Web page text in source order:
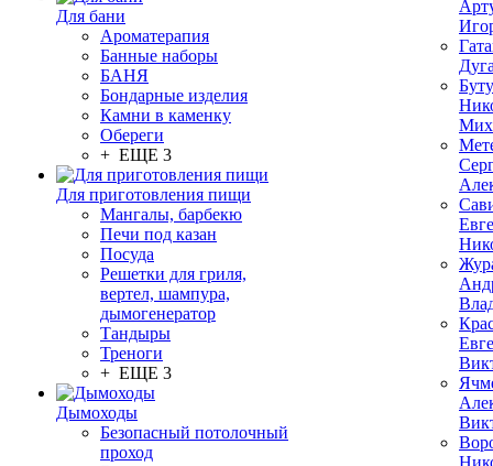
Для бани
Ароматерапия
Банные наборы
БАНЯ
Бондарные изделия
Камни в каменку
Обереги
+ ЕЩЕ 3
Для приготовления пищи
Мангалы, барбекю
Печи под казан
Посуда
Решетки для гриля,
вертел, шампура,
дымогенератор
Тандыры
Треноги
+ ЕЩЕ 3
Дымоходы
Безопасный потолочный
проход